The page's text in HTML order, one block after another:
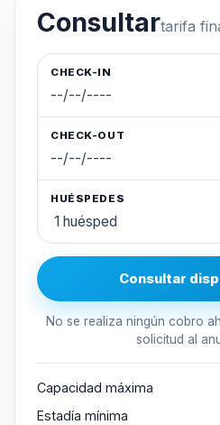
Consultartarifa
CHECK-IN
CHECK-OUT
HUÉSPEDES
Consultar
No se realiza ningún cobro
solicitud al
Capacidad máxima
Estadía mínima